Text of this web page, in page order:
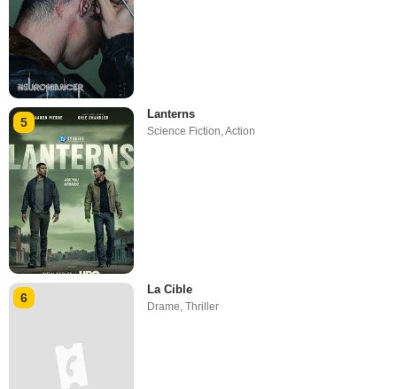
5
Lanterns
Science Fiction ,Action
6
La Cible
Drame,Thriller